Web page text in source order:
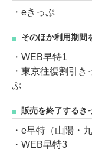
・eきっぷ
そのほか利用期間
・WEB早特1
・東京往復割引
ぷ
販売を終了するき
・e早特（山陽・
・WEB早特3